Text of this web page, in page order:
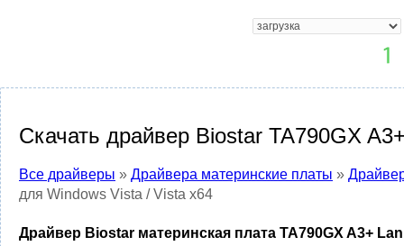
Скачать драйвер Biostar TA790GX
Все драйверы » Драйвера материнские платы »
для Windows Vista / Vista x64
Драйвер Biostar материнская плата TA790GX A3+